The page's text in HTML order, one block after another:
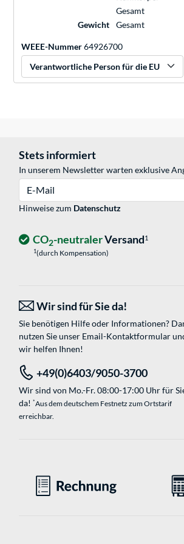
Gesamt
Gewicht
Gesamt
WEEE-Nummer64926700
Verantwortliche Person für die EU
Stets informiert
In unserem Newsletter warten exklusive
Hinweise zum Datenschutz
CO2-neutralerVersand1
1(durch Kompensation)
Wir sind für Sie da!
Sie benötigen Hilfe oder Informationen?
nutzen Sie unser Email-Kontaktformular
wir helfen Ihnen!
+49(0)6403/9050-3700
Wir sind von Mo.-Fr. 08:00-17:00 Uhr für
da! *Aus dem deutschem Festnetz zum Ortstarif
erreichbar.